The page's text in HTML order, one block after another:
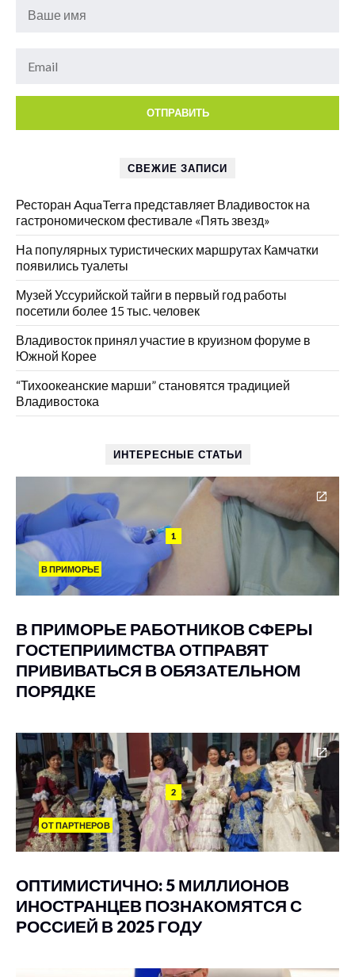
СВЕЖИЕ ЗАПИСИ
Ресторан AquaTerra представляет Владивосток на
гастрономическом фестивале «Пять звезд»
На популярных туристических маршрутах Камчатки
появились туалеты
Музей Уссурийской тайги в первый год работы
посетили более 15 тыс. человек
Владивосток принял участие в круизном форуме в
Южной Корее
“Тихоокеанские марши” становятся традицией
Владивостока
ИНТЕРЕСНЫЕ СТАТЬИ
1
В ПРИМОРЬЕ
В ПРИМОРЬЕ РАБОТНИКОВ СФЕРЫ
ГОСТЕПРИИМСТВА ОТПРАВЯТ
ПРИВИВАТЬСЯ В ОБЯЗАТЕЛЬНОМ
ПОРЯДКЕ
2
ОТ ПАРТНЕРОВ
ОПТИМИСТИЧНО: 5 МИЛЛИОНОВ
ИНОСТРАНЦЕВ ПОЗНАКОМЯТСЯ С
РОССИЕЙ В 2025 ГОДУ